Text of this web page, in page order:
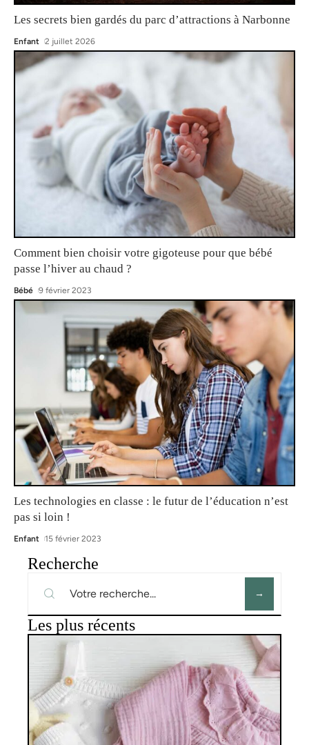
Les secrets bien gardés du parc d’attractions à Narbonne
Enfant 2 juillet 2026
Comment bien choisir votre gigoteuse pour que bébé
passe l’hiver au chaud ?
Bébé 9 février 2023
Les technologies en classe : le futur de l’éducation n’est
pas si loin !
Enfant 15 février 2023
Recherche
Les plus récents